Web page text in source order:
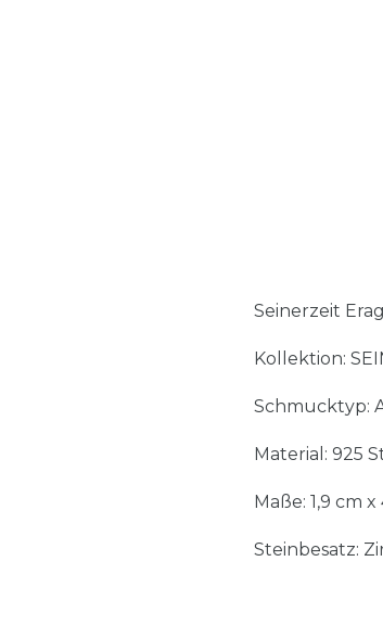
Seinerzeit
Kollektion:
Schmucktyp:
Material: 925
Maße: 1,9 cm
Steinbesatz: